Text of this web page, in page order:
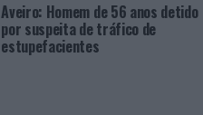
Aveiro: Homem de 56 anos detido
por suspeita de tráfico de
estupefacientes